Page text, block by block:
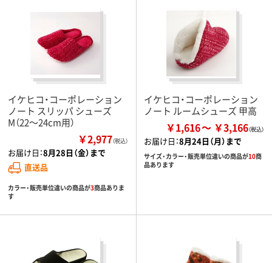
イケヒコ・コーポレーション
ノート スリッパ シューズ
M（22～24cm用）
￥2,977（税込）
お届け日：8月28日（金）まで
直送品
カラー・販売単位違いの商品が3商品ありま
す
イケヒコ・コーポレーション
ノート ルームシューズ 甲高
￥1,616 ￥3,166
お届け日：8月24日（月）まで
サイズ・カラー・販売単位違いの商品が10商
品あります